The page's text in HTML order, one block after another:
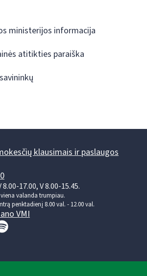
ministerijos informacija
atitikties paraiška
klausimais ir paslaugos
17.00, V 8.00-15.45.
valanda trumpiau.
penktadienį 8.00 val. - 12.00 val.
VMI